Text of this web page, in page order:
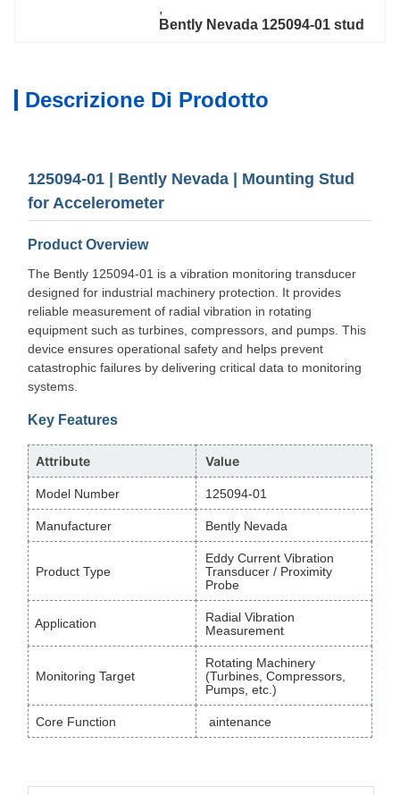
,
Bently Nevada 125094-01 stud
Descrizione Di Prodotto
125094-01 | Bently Nevada | Mounting Stud
for Accelerometer
Product Overview
The Bently 125094-01 is a vibration monitoring transducer
designed for industrial machinery protection. It provides
reliable measurement of radial vibration in rotating
equipment such as turbines, compressors, and pumps. This
device ensures operational safety and helps prevent
catastrophic failures by delivering critical data to monitoring
systems.
Key Features
Attribute Value
Model Number 125094-01
Manufacturer Bently Nevada
Product Type
Eddy Current Vibration
Transducer / Proximity
Probe
Application
Radial Vibration
Measurement
Monitoring Target
Rotating Machinery
(Turbines, Compressors,
Pumps, etc.)
Core Function aintenance